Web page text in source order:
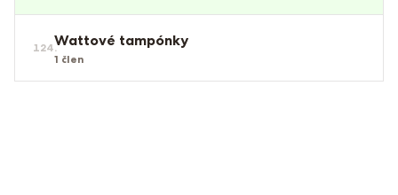
124.Wattové tampónky
1 člen